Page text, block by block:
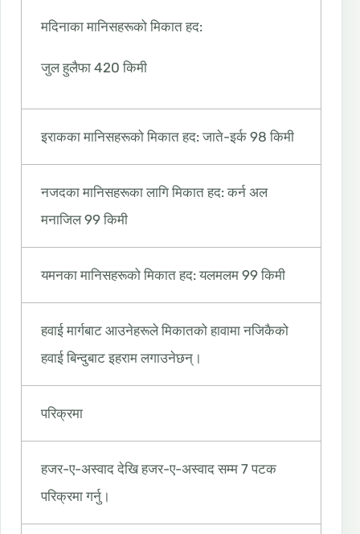
मदिनाका मानिसहरूको मिकात हद:
जुल हुलैफा 420 किमी
इराकका मानिसहरूको मिकात हद: जाते-इर्क 98 किमी
नजदका मानिसहरूका लागि मिकात हद: कर्न अल
मनाजिल 99 किमी
यमनका मानिसहरूको मिकात हद: यलमलम 99 किमी
हवाई मार्गबाट ​​आउनेहरूले मिकातको हावामा नजिकैको
हवाई बिन्दुबाट इहराम लगाउनेछन्।
परिक्रमा
हजर-ए-अस्वाद देखि हजर-ए-अस्वाद सम्म 7 पटक
परिक्रमा गर्नु।